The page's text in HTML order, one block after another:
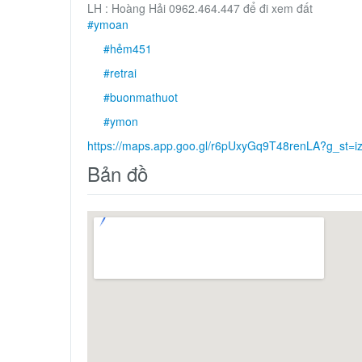
LH : Hoàng Hải 0962.464.447 để đi xem đất
#ymoan
#hẻm451
#retrai
#buonmathuot
#ymon
https://maps.app.goo.gl/r6pUxyGq9T48renLA?g_st=iz
Bản đồ